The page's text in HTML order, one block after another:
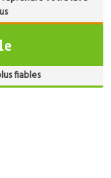
fiables